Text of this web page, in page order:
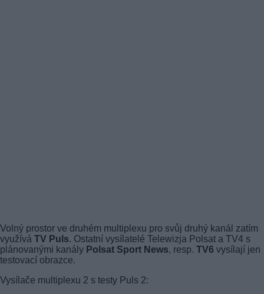
Volný prostor ve druhém multiplexu pro svůj druhý kanál zatím
využívá TV Puls. Ostatní vysílatelé Telewizja Polsat a TV4 s
plánovanými kanály Polsat Sport News, resp. TV6 vysílají jen
testovací obrazce.
Vysílače multiplexu 2 s testy Puls 2: